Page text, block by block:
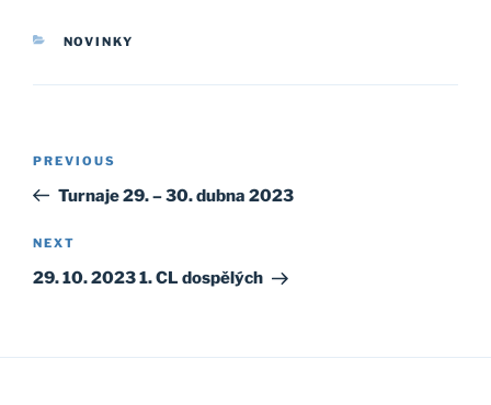
CATEGORIES
NOVINKY
Previous
Post
PREVIOUS
Turnaje 29. – 30. dubna 2023
Next
Post
NEXT
29. 10. 2023 1. CL dospělých